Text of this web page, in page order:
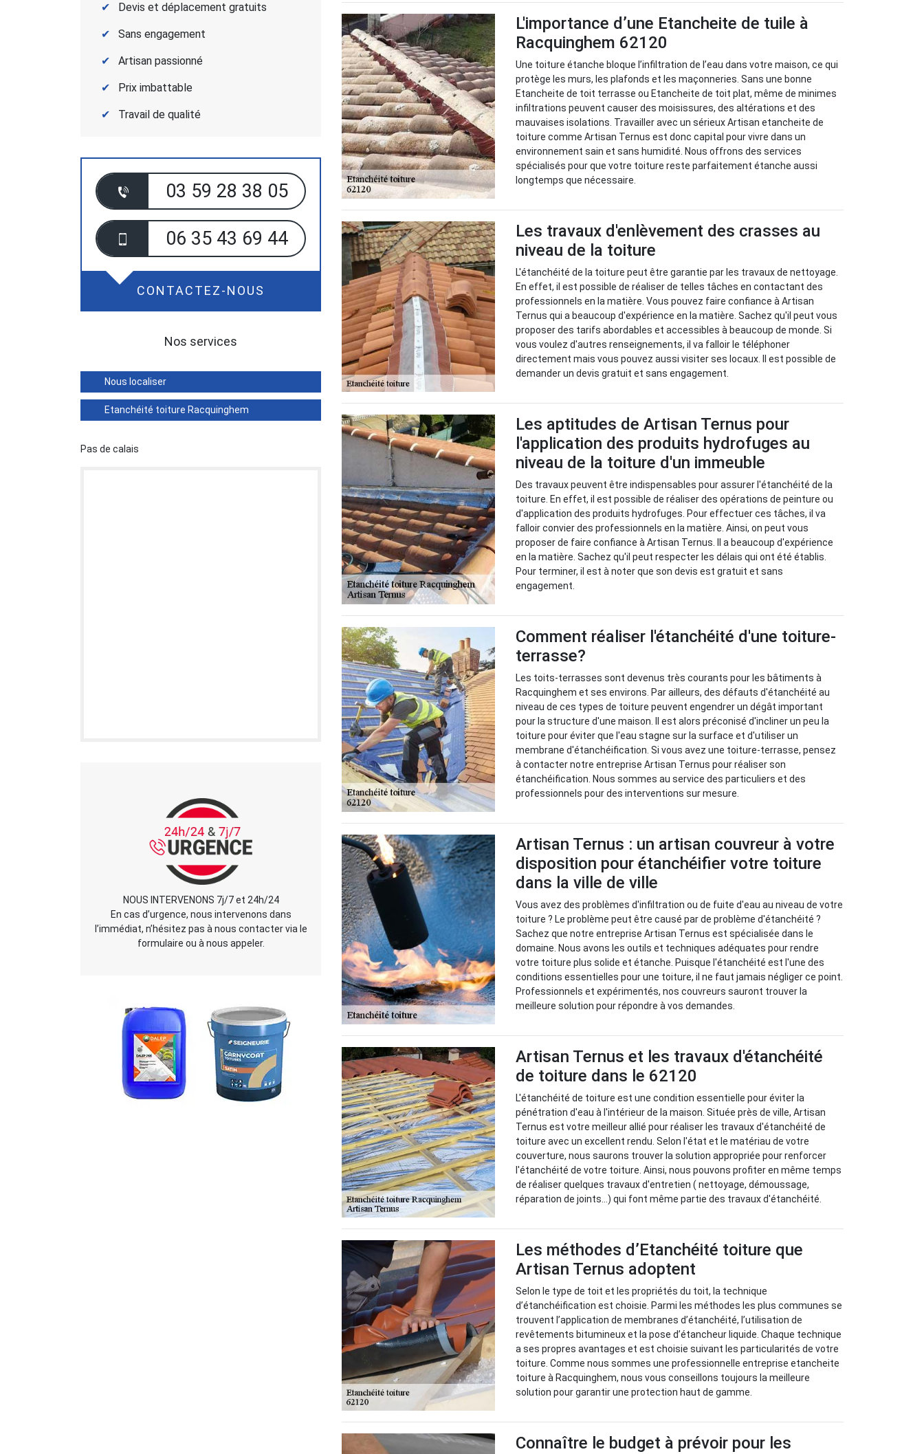
Devis et déplacement gratuits
Sans engagement
Artisan passionné
Prix imbattable
Travail de qualité
03 59 28 38 05
06 35 43 69 44
CONTACTEZ-NOUS
Nos services
Nous localiser
Etanchéité toiture Racquinghem
Pas de calais
NOUS INTERVENONS 7j/7 et 24h/24
En cas d’urgence, nous intervenons dans
l’immédiat, n’hésitez pas à nous contacter via le
formulaire ou à nous appeler.
L'importance d’une Etancheite de tuile à
Racquinghem 62120
Une toiture étanche bloque l’infiltration de l’eau dans votre maison, ce qui
protège les murs, les plafonds et les maçonneries. Sans une bonne
Etancheite de toit terrasse ou Etancheite de toit plat, même de minimes
infiltrations peuvent causer des moisissures, des altérations et des
mauvaises isolations. Travailler avec un sérieux Artisan etancheite de
toiture comme Artisan Ternus est donc capital pour vivre dans un
environnement sain et sans humidité. Nous offrons des services
spécialisés pour que votre toiture reste parfaitement étanche aussi
longtemps que nécessaire.
Les travaux d'enlèvement des crasses au
niveau de la toiture
L'étanchéité de la toiture peut être garantie par les travaux de nettoyage.
En effet, il est possible de réaliser de telles tâches en contactant des
professionnels en la matière. Vous pouvez faire confiance à Artisan
Ternus qui a beaucoup d'expérience en la matière. Sachez qu'il peut vous
proposer des tarifs abordables et accessibles à beaucoup de monde. Si
vous voulez d'autres renseignements, il va falloir le téléphoner
directement mais vous pouvez aussi visiter ses locaux. Il est possible de
demander un devis gratuit et sans engagement.
Les aptitudes de Artisan Ternus pour
l'application des produits hydrofuges au
niveau de la toiture d'un immeuble
Des travaux peuvent être indispensables pour assurer l'étanchéité de la
toiture. En effet, il est possible de réaliser des opérations de peinture ou
d'application des produits hydrofuges. Pour effectuer ces tâches, il va
falloir convier des professionnels en la matière. Ainsi, on peut vous
proposer de faire confiance à Artisan Ternus. Il a beaucoup d'expérience
en la matière. Sachez qu'il peut respecter les délais qui ont été établis.
Pour terminer, il est à noter que son devis est gratuit et sans
engagement.
Comment réaliser l'étanchéité d'une toiture-
terrasse?
Les toits-terrasses sont devenus très courants pour les bâtiments à
Racquinghem et ses environs. Par ailleurs, des défauts d'étanchéité au
niveau de ces types de toiture peuvent engendrer un dégât important
pour la structure d'une maison. Il est alors préconisé d'incliner un peu la
toiture pour éviter que l'eau stagne sur la surface et d'utiliser un
membrane d'étanchéification. Si vous avez une toiture-terrasse, pensez
à contacter notre entreprise Artisan Ternus pour réaliser son
étanchéification. Nous sommes au service des particuliers et des
professionnels pour des interventions sur mesure.
Artisan Ternus : un artisan couvreur à votre
disposition pour étanchéifier votre toiture
dans la ville de ville
Vous avez des problèmes d'infiltration ou de fuite d'eau au niveau de votre
toiture ? Le problème peut être causé par de problème d'étanchéité ?
Sachez que notre entreprise Artisan Ternus est spécialisée dans le
domaine. Nous avons les outils et techniques adéquates pour rendre
votre toiture plus solide et étanche. Puisque l'étanchéité est l'une des
conditions essentielles pour une toiture, il ne faut jamais négliger ce point.
Professionnels et expérimentés, nos couvreurs sauront trouver la
meilleure solution pour répondre à vos demandes.
Artisan Ternus et les travaux d'étanchéité
de toiture dans le 62120
L'étanchéité de toiture est une condition essentielle pour éviter la
pénétration d'eau à l'intérieur de la maison. Située près de ville, Artisan
Ternus est votre meilleur allié pour réaliser les travaux d'étanchéité de
toiture avec un excellent rendu. Selon l'état et le matériau de votre
couverture, nous saurons trouver la solution appropriée pour renforcer
l'étanchéité de votre toiture. Ainsi, nous pouvons profiter en même temps
de réaliser quelques travaux d'entretien ( nettoyage, démoussage,
réparation de joints...) qui font même partie des travaux d'étanchéité.
Les méthodes d’Etanchéité toiture que
Artisan Ternus adoptent
Selon le type de toit et les propriétés du toit, la technique
d’étanchéification est choisie. Parmi les méthodes les plus communes se
trouvent l’application de membranes d’étanchéité, l’utilisation de
revêtements bitumineux et la pose d’étancheur liquide. Chaque technique
a ses propres avantages et est choisie suivant les particularités de votre
toiture. Comme nous sommes une professionnelle entreprise etancheite
toiture à Racquinghem, nous vous conseillons toujours la meilleure
solution pour garantir une protection haut de gamme.
Connaître le budget à prévoir pour les